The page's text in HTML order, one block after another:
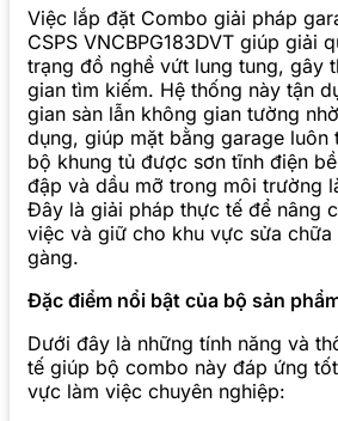
Việc lắp đặt Combo giải pháp
CSPS VNCBPG183DVT giúp giải
trạng đồ nghề vứt lung tung, gây
gian tìm kiếm. Hệ thống này tận
gian sàn lẫn không gian tường
dụng, giúp mặt bằng garage luôn
bộ khung tủ được sơn tĩnh điện
đập và dầu mỡ trong môi trường
Đây là giải pháp thực tế để nâng
việc và giữ cho khu vực sửa chữa
gàng.
Đặc điểm nổi bật của bộ sản
Dưới đây là những tính năng và
tế giúp bộ combo này đáp ứng
vực làm việc chuyên nghiệp: